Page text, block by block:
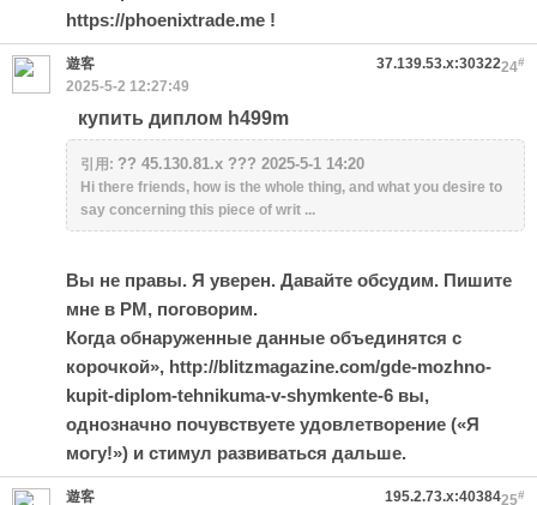
https://phoenixtrade.me !
24#
遊客
37.139.53.x:30322
2025-5-2 12:27:49
купить диплом h499m
引用: ?? 45.130.81.x ??? 2025-5-1 14:20
Hi there friends, how is the whole thing, and what you desire to
say concerning this piece of writ ...
Вы не правы. Я уверен. Давайте обсудим. Пишите
мне в PM, поговорим.
Когда обнаруженные данные объединятся с
корочкой», http://blitzmagazine.com/gde-mozhno-
kupit-diplom-tehnikuma-v-shymkente-6 вы,
однозначно почувствуете удовлетворение («Я
могу!») и стимул развиваться дальше.
25#
遊客 195.2.73.x:40384